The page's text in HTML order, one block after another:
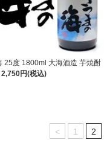
25度 1800ml 大海酒造 芋焼酎
2,750円(税込)
< 1 2